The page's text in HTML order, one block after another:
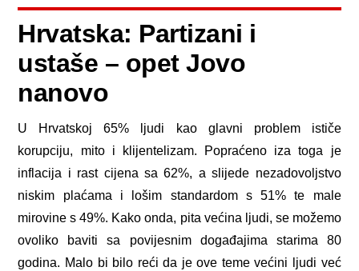
Hrvatska: Partizani i
ustaše – opet Jovo
nanovo
U Hrvatskoj 65% ljudi kao glavni problem ističe
korupciju, mito i klijentelizam. Popraćeno iza toga je
inflacija i rast cijena sa 62%, a slijede nezadovoljstvo
niskim plaćama i lošim standardom s 51% te male
mirovine s 49%. Kako onda, pita većina ljudi, se možemo
ovoliko baviti sa povijesnim događajima starima 80
godina. Malo bi bilo reći da je ove teme većini ljudi već